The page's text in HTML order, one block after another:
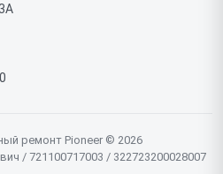
ремонт Pioneer © 2026
/ 721100717003 / 322723200028007